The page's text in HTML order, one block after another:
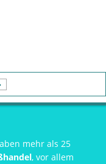
mehr als 25
, vor allem